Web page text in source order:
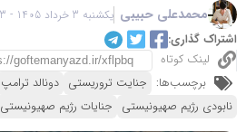
محمدعلی حبیبی یکشنبه 3 خرداد 1405 - 07:13
اشتراک گذاری:
لینک کوتاه
برچسب‌ها: جنایت تروریستی دونالد ترامپ
نابودی رژیم صهیونیستی جنایات رژیم صهیونیستی